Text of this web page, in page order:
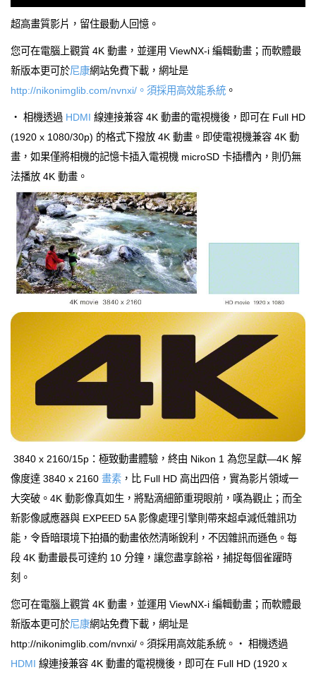
超高畫質影片，留住最動人回憶。
您可在電腦上觀賞 4K 動畫，並運用 ViewNX-i 編輯動畫；而軟體最
新版本更可於尼康網站免費下載，網址是
http://nikonimglib.com/nvnxi/。須採用高效能系統 。
‧ 相機透過 HDMI 線連接兼容 4K 動畫的電視機後，即可在 Full HD
(1920 x 1080/30p) 的格式下撥放 4K 動畫。即使電視機兼容 4K 動
畫，如果僅將相機的記憶卡插入電視機 microSD 卡插槽內，則仍無
法播放 4K 動畫。
3840 x 2160/15p：極致動畫體驗，終由 Nikon 1 為您呈獻—4K 解
像度達 3840 x 2160 畫素 ，比 Full HD 高出四倍，實為影片領域一
大突破。4K 動影像真如生，將點滴細節重現眼前，嘆為觀止；而全
新影像感應器與 EXPEED 5A 影像處理引擎則帶來超卓減低雜訊功
能，令昏暗環境下拍攝的動畫依然清晰銳利，不因雜訊而遜色。每
段 4K 動畫最長可達約 10 分鐘，讓您盡享餘裕，捕捉每個雀躍時
刻。
您可在電腦上觀賞 4K 動畫，並運用 ViewNX-i 編輯動畫；而軟體最
新版本更可於尼康網站免費下載，網址是
http://nikonimglib.com/nvnxi/。須採用高效能系統。‧ 相機透過
HDMI 線連接兼容 4K 動畫的電視機後，即可在 Full HD (1920 x